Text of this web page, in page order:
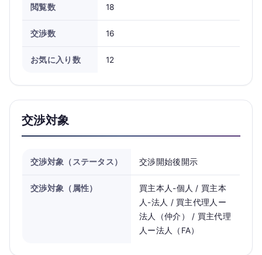
閲覧数 18
交渉数 16
お気に入り数 12
交渉対象
交渉対象（ステータス） 交渉開始後開示
交渉対象（属性）
買主本人-個人 / 買主本
人-法人 / 買主代理人ー
法人（仲介） / 買主代理
人ー法人（FA）